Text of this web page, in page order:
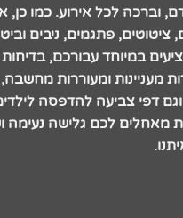
וברכה לכל אירוע. כמו כן,
פתגמים, ניבים
במיוחד עבורכם,
מעניינות ומעוררות
דפי צביעה להדפסה לילדים
מאחלים לכם גלישה נעימה